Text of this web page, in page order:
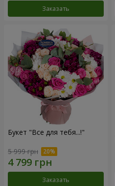
Заказать
Букет "Все для тебя...!"
5 999 грн
Заказать